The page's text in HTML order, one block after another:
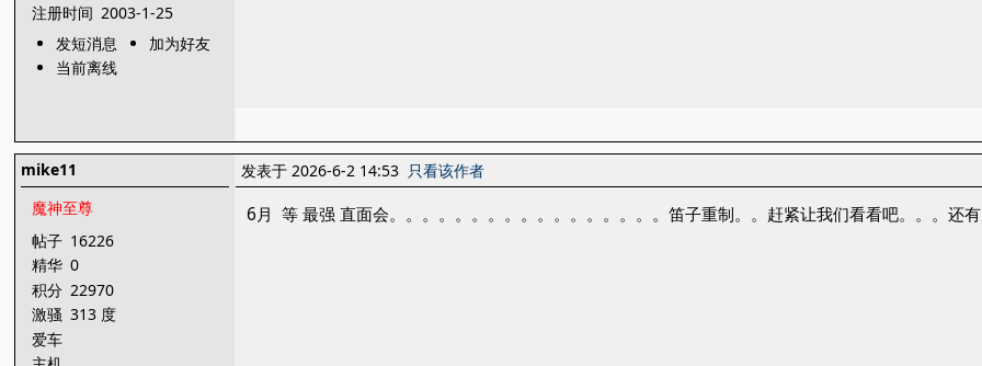
注册时间 2003-1-25
发短消息
加为好友
当前离线
mike11
魔神至尊
帖子 16226
精华 0
积分 22970
激骚 313 度
爱车
发表于 2026-6-2 14:53 只看该作者
6月 等 最强 直面会。。。。。。。。。。。。。。。。。笛子重制。。赶紧让我们看看吧。。。还